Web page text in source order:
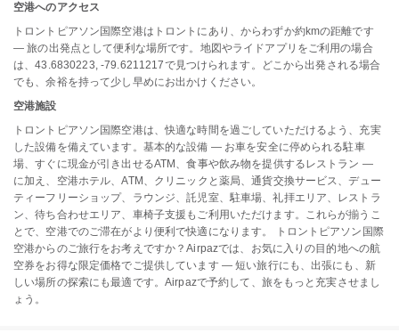
空港へのアクセス
トロントピアソン国際空港はトロントにあり、からわずか約kmの距離です
— 旅の出発点として便利な場所です。地図やライドアプリをご利用の場合
は、43.6830223, -79.6211217で見つけられます。どこから出発される場合
でも、余裕を持って少し早めにお出かけください。
空港施設
トロントピアソン国際空港は、快適な時間を過ごしていただけるよう、充実
した設備を備えています。基本的な設備 — お車を安全に停められる駐車
場、すぐに現金が引き出せるATM、食事や飲み物を提供するレストラン —
に加え、空港ホテル、ATM、クリニックと薬局、通貨交換サービス、デュー
ティーフリーショップ、ラウンジ、託児室、駐車場、礼拝エリア、レストラ
ン、待ち合わせエリア、車椅子支援もご利用いただけます。これらが揃うこ
とで、空港でのご滞在がより便利で快適になります。 トロントピアソン国際
空港からのご旅行をお考えですか？Airpazでは、お気に入りの目的地への航
空券をお得な限定価格でご提供しています — 短い旅行にも、出張にも、新
しい場所の探索にも最適です。Airpazで予約して、旅をもっと充実させまし
ょう。